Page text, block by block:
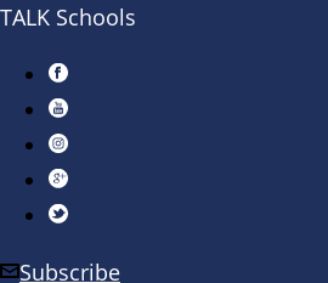
TALK Schools
Subscribe